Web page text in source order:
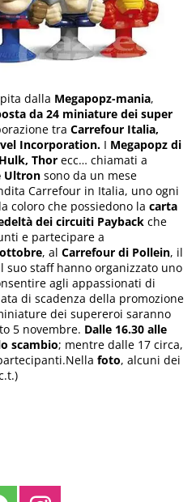
dalla Megapopz-mania,
da 24 miniature dei super
tra Carrefour Italia,
Incorporation. I Megapopz di
Thor ecc… chiamati a
Ultron sono da un mese
Carrefour in Italia, uno ogni
coloro che possiedono lacarta
dei circuiti Payback che
e partecipare a
, alCarrefour di Pollein, il
suo staff hanno organizzato uno
agli appassionati di
di scadenza della promozione
dei supereroi saranno
5 novembre. Dalle 16.30 alle
scambio; mentre dalle 17 circa,
foto, alcuni dei